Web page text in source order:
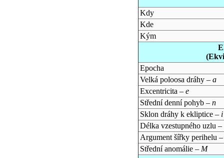
Kdy
Kde
Kým
Epocha
Velká poloosa dráhy – a
Excentricita – e
Střední denní pohyb – n
Sklon dráhy k ekliptice – i
Délka vzestupného uzlu –
Argument šířky perihelu
Střední anomálie – M